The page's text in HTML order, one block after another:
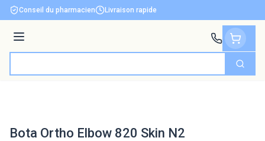
Aller au contenu
Conseil du pharmacien Livraison rapide
Menu
Bota Ortho Elbow 820 Skin N2